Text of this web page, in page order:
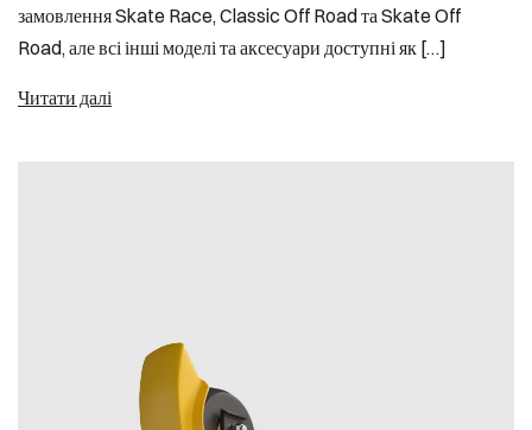
замовлення Skate Race, Classic Off Road та Skate Off
Road, але всі інші моделі та аксесуари доступні як […]
Читати далі